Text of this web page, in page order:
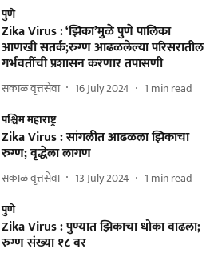
पुणे
Zika Virus : ‘झिका’मुळे पुणे पालिका
आणखी सतर्क;रुग्ण आढळलेल्या परिसरातील
गर्भवतींची प्रशासन करणार तपासणी
सकाळ वृत्तसेवा 16 July 2024 1 min read
पश्चिम महाराष्ट्र
Zika Virus : सांगलीत आढळला झिकाचा
रुग्ण; वृद्धेला लागण
सकाळ वृत्तसेवा 13 July 2024 1 min read
पुणे
Zika Virus : पुण्यात झिकाचा धोका वाढला;
रुग्ण संख्या १८ वर